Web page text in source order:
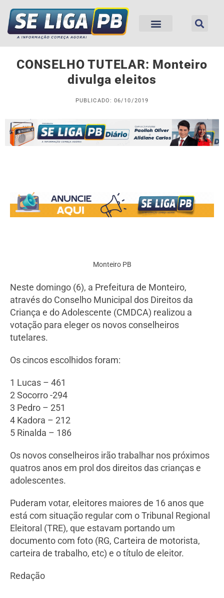
CONSELHO TUTELAR: Monteiro
divulga eleitos
PUBLICADO: 06/10/2019
Monteiro PB
Neste domingo (6), a Prefeitura de Monteiro,
através do Conselho Municipal dos Direitos da
Criança e do Adolescente (CMDCA) realizou a
votação para eleger os novos conselheiros
tutelares.
Os cincos escolhidos foram:
1 Lucas – 461
2 Socorro -294
3 Pedro – 251
4 Kadora – 212
5 Rinalda – 186
Os novos conselheiros irão trabalhar nos próximos
quatros anos em prol dos direitos das crianças e
adolescentes.
Puderam votar, eleitores maiores de 16 anos que
está com situação regular com o Tribunal Regional
Eleitoral (TRE), que estavam portando um
documento com foto (RG, Carteira de motorista,
carteira de trabalho, etc) e o título de eleitor.
Redação